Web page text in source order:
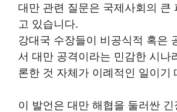
대만 관련 질문은 국제사회의 큰
고 있습니다.
강대국 수장들이 비공식적 혹은
서 대만 공격이라는 민감한 시나
론한 것 자체가 이례적인 일이기
이 발언은 대만 해협을 둘러싼 긴